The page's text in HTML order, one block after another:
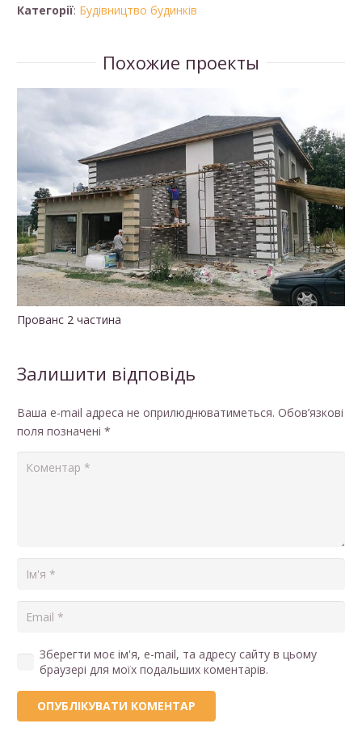
Категорії: Будівництво будинків
Похожие проекты
Прованс 2 частина
Залишити відповідь
Ваша e-mail адреса не оприлюднюватиметься. Обов’язкові
поля позначені *
Зберегти моє ім'я, e-mail, та адресу сайту в цьому
браузері для моїх подальших коментарів.
ОПУБЛІКУВАТИ КОМЕНТАР